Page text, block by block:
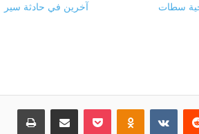
سطات
آخرين في حادثة سير
Odnoklassniki
بوكيت مشاركة عبر البريد طباعة